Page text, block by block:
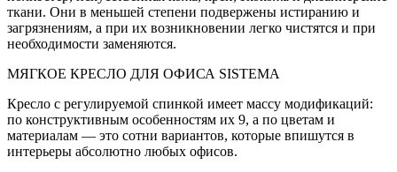
ткани. Они в меньшей степени подвержены истиранию и
загрязнениям, а при их возникновении легко чистятся и при
необходимости заменяются.
МЯГКОЕ КРЕСЛО ДЛЯ ОФИСА SISTEMA
Кресло с регулируемой спинкой имеет массу модификаций:
по конструктивным особенностям их 9, а по цветам и
материалам — это сотни вариантов, которые впишутся в
интерьеры абсолютно любых офисов.